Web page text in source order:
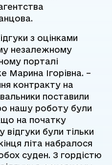
з оцінками
незалежному
порталі
Марина Ігорівна. –
контракту на
поставили
нашу роботу були
на початку
були тільки
літа набралося
суден. З гордістю